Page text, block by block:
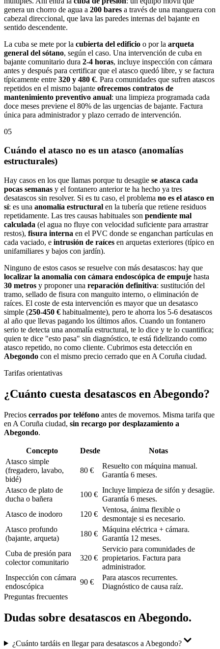
genera un chorro de agua a 200 bares a través de una manguera con
cabezal direccional, que lava las paredes internas del bajante en
sentido descendente.
La cuba se mete por la cubierta del edificio o por la arqueta
general del sótano, según el caso. Una intervención de cuba en
bajante comunitario dura 2-4 horas, incluye inspección con cámara
antes y después para certificar que el atasco quedó libre, y se factura
típicamente entre 320 y 480 €. Para comunidades que sufren atascos
repetidos en el mismo bajante ofrecemos contratos de
mantenimiento preventivo anual: una limpieza programada cada
doce meses previene el 80% de las urgencias de bajante. Factura
única para administrador y plazo cerrado de intervención.
05
Cuándo el atasco no es un atasco (anomalías
estructurales)
Hay casos en los que llamas porque tu desagüe se atasca cada
pocas semanas y el fontanero anterior te ha hecho ya tres
desatascos sin resolver. Si es tu caso, el problema no es el atasco en
sí: es una anomalía estructural en la tubería que retiene residuos
repetidamente. Las tres causas habituales son pendiente mal
calculada (el agua no fluye con velocidad suficiente para arrastrar
restos), fisura interna en el PVC donde se enganchan partículas en
cada vaciado, e intrusión de raíces en arquetas exteriores (típico en
unifamiliares y bajos con jardín).
Ninguno de estos casos se resuelve con más desatascos: hay que
localizar la anomalía con cámara endoscópica de empuje hasta
30 metros y proponer una reparación definitiva: sustitución del
tramo, sellado de fisura con manguito interno, o eliminación de
raíces. El coste de esta intervención es mayor que un desatasco
simple (250-450 € habitualmente), pero te ahorra los 5-6 desatascos
al año que llevas pagando los últimos años. Cuando un fontanero
serio te detecta una anomalía estructural, te lo dice y te lo cuantifica;
quien te dice "esto pasa" sin diagnóstico, te está fidelizando como
atasco repetido, no como cliente. Cubrimos esta detección en
Abegondo con el mismo precio cerrado que en A Coruña ciudad.
Tarifas orientativas
¿Cuánto cuesta desatascos en Abegondo?
Precios cerrados por teléfono antes de movernos. Misma tarifa que
en A Coruña ciudad, sin recargo por desplazamiento a
Abegondo.
Concepto Desde
Notas
Atasco simple
(fregadero, lavabo,
bidé)
80 €
Resuelto con máquina manual.
Garantía 6 meses.
Atasco de plato de
ducha o bañera
100 €
Incluye limpieza de sifón y desagüe.
Garantía 6 meses.
Atasco de inodoro
120 €
Ventosa, ánima flexible o
desmontaje si es necesario.
Atasco profundo
(bajante, arqueta)
180 €
Máquina eléctrica + cámara.
Garantía 12 meses.
Cuba de presión para
colector comunitario
320 €
Servicio para comunidades de
propietarios. Factura para
administrador.
Inspección con cámara
endoscópica
90 €
Para atascos recurrentes.
Diagnóstico de causa raíz.
Preguntas frecuentes
Dudas sobre desatascos en Abegondo.
¿Cuánto tardáis en llegar para desatascos a Abegondo?